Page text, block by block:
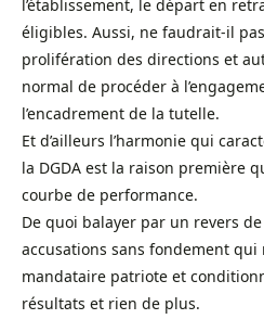
l’établissement, le départ en
éligibles. Aussi, ne faudrait-il
prolifération des directions et
normal de procéder à
l’encadrement de la tutelle.
Et d’ailleurs l’harmonie qui
la DGDA est la raison première
courbe de performance.
De quoi balayer par un revers
accusations sans fondement qui
mandataire patriote et
résultats et rien de plus.